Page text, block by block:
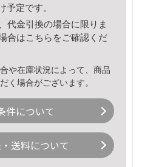
予定です。
代金引換の場合に限りま
合はこちら をご確認くだ
や在庫状況によって、商品
く場合がございます。
件について
送料について